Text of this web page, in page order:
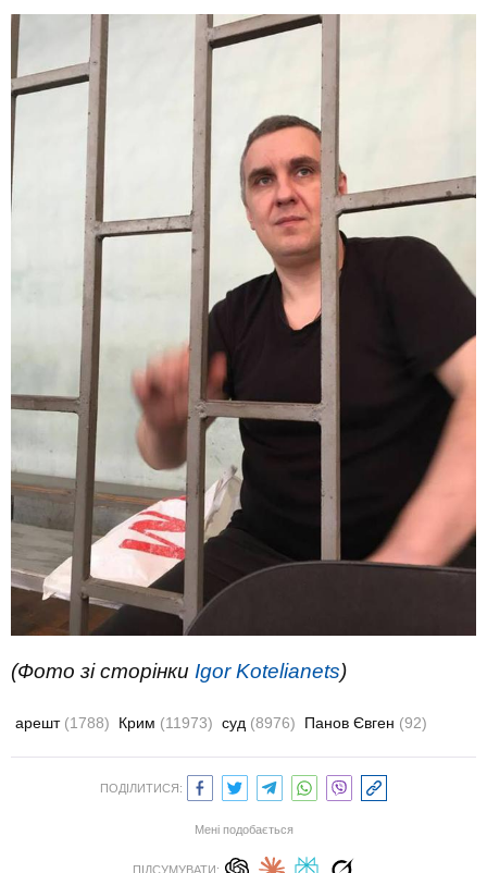
(Фото зі сторінки Igor Kotelianets)
арешт (1788) Крим (11973) суд (8976) Панов Євген (92)
ПОДІЛИТИСЯ:
Мені подобається
ПІДСУМУВАТИ: